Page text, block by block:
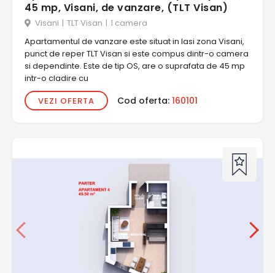
45 mp, Visani, de vanzare, (TLT Visan)
Visani | TLT Visan | 1 camera
Apartamentul de vanzare este situat in Iasi zona Visani,
punct de reper TLT Visan si este compus dintr-o camera
si dependinte. Este de tip OS, are o suprafata de 45 mp
intr-o cladire cu
VEZI OFERTA
Cod oferta: 160101